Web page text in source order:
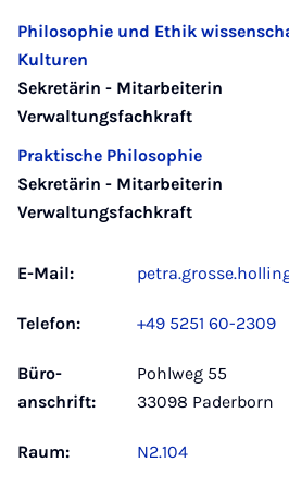
Philosophie und Ethik
Kulturen
Sekretärin - Mitarbeiterin
Verwaltungsfachkraft
Praktische Philosophie
Sekretärin - Mitarbeiterin
Verwaltungsfachkraft
E-Mail:
Telefon: +49 5251 60-2309
Büro­
anschrift:
Pohlweg 55
33098 Paderborn
Raum: N2.104